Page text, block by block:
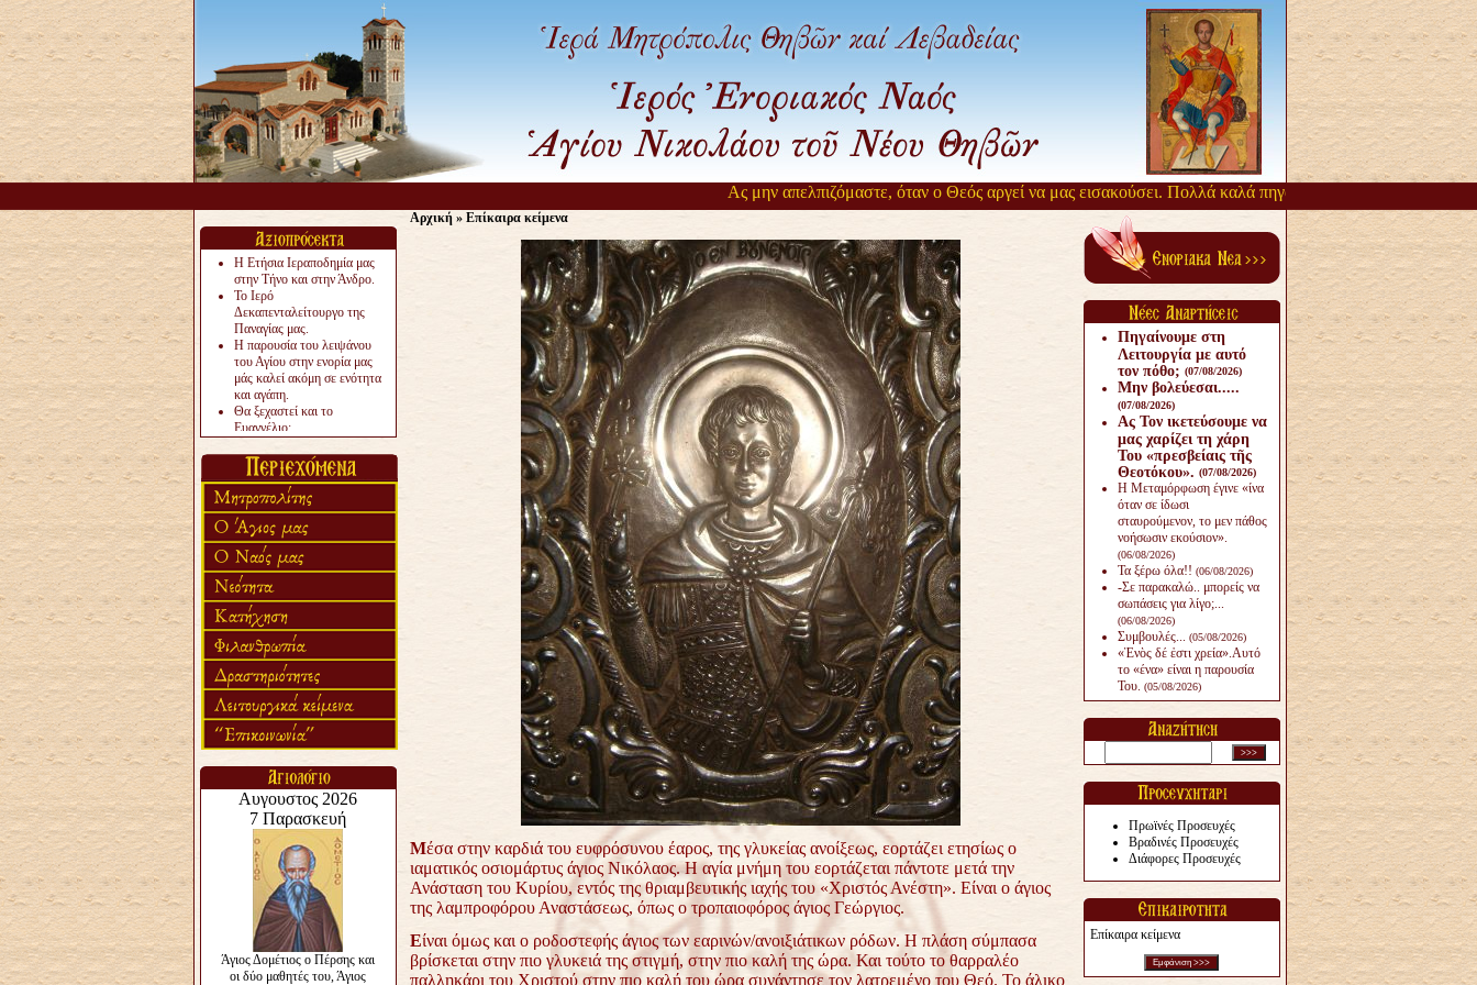
Ας μην απελπιζόμαστε, όταν ο Θεός αργεί να μας εισακούσει. Πολλά καλά πηγάζουν, από την αργοπορία
Η Ετήσια Ιεραποδημία μας
στην Τήνο και στην Άνδρο.
Το Ιερό
Δεκαπενταλείτουργο της
Παναγίας μας.
Η παρουσία του λειψάνου
του Αγίου στην ενορία μας
μάς καλεί ακόμη σε ενότητα
και αγάπη.
Θα ξεχαστεί και το
Ευαγγέλιο;
«πολύ αργά».
Ζητείται....
Αρχική» Επίκαιρα κείμενα
Μέσα στην καρδιά του ευφρόσυνου έαρος, της γλυκείας ανοίξεως, εορτάζει ετησίως ο
ιαματικός οσιομάρτυς άγιος Νικόλαος. Η αγία μνήμη του εορτάζεται πάντοτε μετά την
Ανάσταση του Κυρίου, εντός της θριαμβευτικής ιαχής του «Χριστός Ανέστη». Είναι ο άγιος
της λαμπροφόρου Αναστάσεως, όπως ο τροπαιοφόρος άγιος Γεώργιος.
Είναι όμως και ο ροδοστεφής άγιος των εαρινών/ανοιξιάτικων ρόδων. Η πλάση σύμπασα
βρίσκεται στην πιο γλυκειά της στιγμή, στην πιο καλή της ώρα. Και τούτο το θαρραλέο
παλληκάρι του Χριστού στην πιο καλή του ώρα συνάντησε τον λατρεμένο του Θεό. Το άλικο
Πηγαίνουμε στη
Λειτουργία με αυτό
τον πόθο; (07/08/2026)
Μην βολεύεσαι.....
(07/08/2026)
Ας Τον ικετεύσουμε να
μας χαρίζει τη χάρη
Του «πρεσβείαις τῆς
Θεοτόκου». (07/08/2026)
Η Μεταμόρφωση έγινε «ίνα
όταν σε ίδωσι
σταυρούμενον, το μεν πάθος
νοήσωσιν εκούσιον».
(06/08/2026)
Τα ξέρω όλα!! (06/08/2026)
-Σε παρακαλώ.. μπορείς να
σωπάσεις για λίγο;...
(06/08/2026)
Συμβουλές... (05/08/2026)
«Ἑνὸς δέ ἐστι χρεία».Αυτό
το «ένα» είναι η παρουσία
Του. (05/08/2026)
Πρωϊνές Προσευχές
Βραδινές Προσευχές
Διάφορες Προσευχές
Επίκαιρα κείμενα